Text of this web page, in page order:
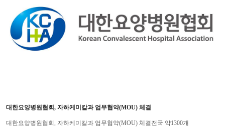
대한요양병원협회, 자하케미칼과 업무협약(MOU) 체결
대한요양병원협회, 자하케미칼과 업무협약(MOU) 체결전국 약1300개